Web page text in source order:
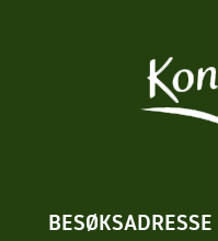
BESØKSADRESSE